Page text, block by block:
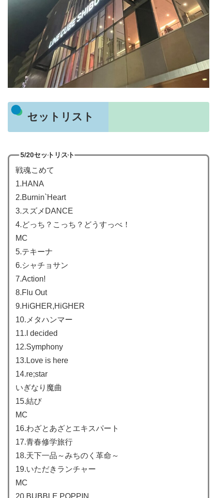
セットリスト
5/20セットリスト
戦魂こめて
1.HANA
2.Burnin`Heart
3.スズメDANCE
4.どっち？こっち？どうすっべ！
MC
5.テキーナ
6.シャチョサン
7.Action!
8.Flu Out
9.HiGHER,HiGHER
10.メタハンマー
11.I decided
12.Symphony
13.Love is here
14.re;star
いぎなり魔曲
15.結び
MC
16.わざとあざとエキスパート
17.青春修学旅行
18.天下一品～みちのく革命～
19.いただきランチャー
MC
20.BUBBLE POPPIN